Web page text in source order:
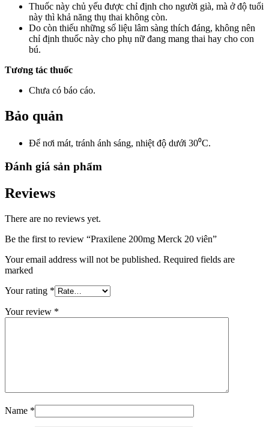
Thuốc này chủ yếu được chỉ định cho người già, mà ở độ tuổi
này thì khả năng thụ thai không còn.
Do còn thiếu những số liệu lâm sàng thích đáng, không nên
chỉ định thuốc này cho phụ nữ đang mang thai hay cho con
bú.
Tương tác thuốc
Chưa có báo cáo.
Bảo quản
Để nơi mát, tránh ánh sáng, nhiệt độ dưới 30⁰C.
Đánh giá sản phẩm
Reviews
There are no reviews yet.
Be the first to review “Praxilene 200mg Merck 20 viên”
Your email address will not be published. Required fields are
marked
Your rating *
Your review *
Name *